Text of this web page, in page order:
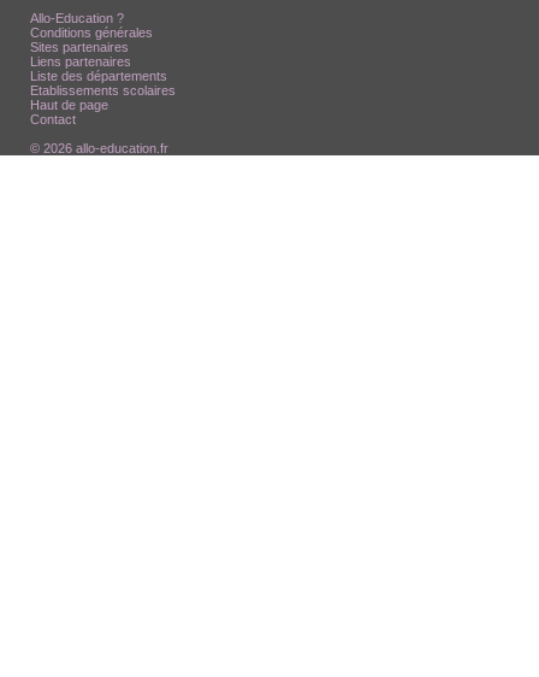
Allo-Education ?
Conditions générales
Sites partenaires
Liens partenaires
Liste des départements
Etablissements scolaires
Haut de page
Contact
© 2026 allo-education.fr